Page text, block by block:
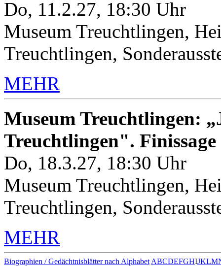
Do, 11.2.27, 18:30 Uhr
Museum Treuchtlingen,
Treuchtlingen,
MEHR
Museum Treuchtlingen:
Treuchtlingen". Finissage
Do, 18.3.27, 18:30 Uhr
Museum Treuchtlingen,
Treuchtlingen,
MEHR
Biographien / Gedächtnisblätter nach Alphabet ABCDEFGHIJKLM